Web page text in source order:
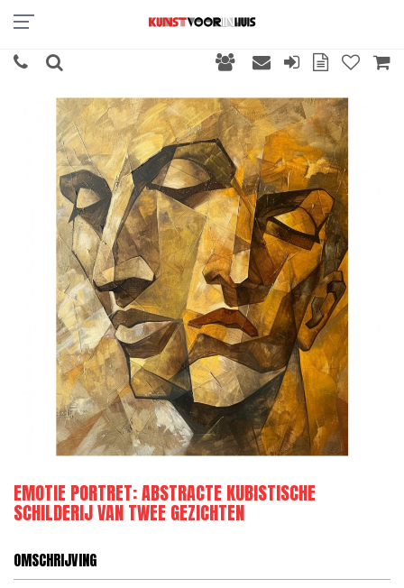
EMOTIE PORTRET: ABSTRACTE KUBISTISCHE
SCHILDERIJ VAN TWEE GEZICHTEN
OMSCHRIJVING